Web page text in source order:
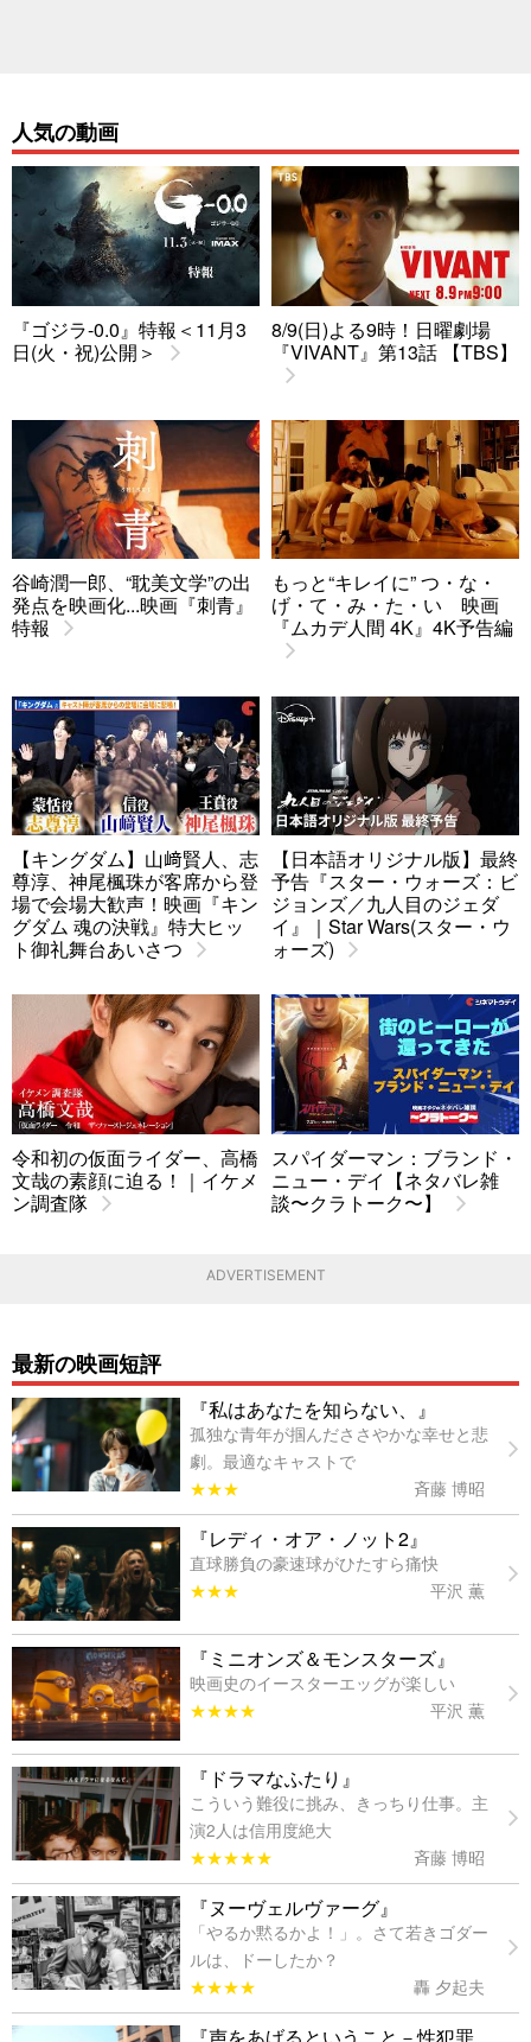
人気の動画
『ゴジラ-0.0』特報＜11月3
日(火・祝)公開＞
8/9(日)よる9時！日曜劇場
『VIVANT』第13話 【TBS】
谷崎潤一郎、“耽美文学”の出
発点を映画化...映画『刺青』
特報
もっと“キレイに” つ・な・
げ・て・み・た・い 映画
『ムカデ人間 4K』4K予告編
【キングダム】山﨑賢人、志
尊淳、神尾楓珠が客席から登
場で会場大歓声！映画『キン
グダム 魂の決戦』特大ヒッ
ト御礼舞台あいさつ
【日本語オリジナル版】最終
予告『スター・ウォーズ：ビ
ジョンズ／九人目のジェダ
イ』｜Star Wars(スター・ウ
ォーズ)
令和初の仮面ライダー、高橋
文哉の素顔に迫る！｜イケメ
ン調査隊
スパイダーマン：ブランド・
ニュー・デイ【ネタバレ雑
談〜クラトーク〜】
ADVERTISEMENT
最新の映画短評
『私はあなたを知らない、』
孤独な青年が掴んだささやかな幸せと悲
劇。最適なキャストで
★★★
斉藤 博昭
『レディ・オア・ノット2』
直球勝負の豪速球がひたすら痛快
★★★
平沢 薫
『ミニオンズ＆モンスターズ』
映画史のイースターエッグが楽しい
★★★★
平沢 薫
『ドラマなふたり』
こういう難役に挑み、きっちり仕事。主
演2人は信用度絶大
★★★★★
斉藤 博昭
『ヌーヴェルヴァーグ』
「やるか黙るかよ！」。さて若きゴダー
ルは、ドーしたか？
★★★★
轟 夕起夫
『声をあげるということ－性犯罪